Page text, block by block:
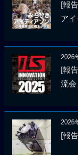
[報
ア
2026
[報
流会
2026
[報